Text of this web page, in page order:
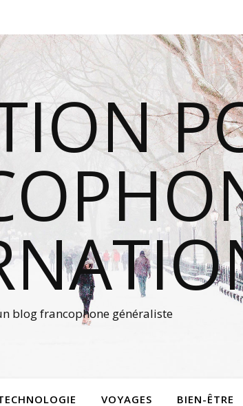
blog francophone généraliste
VOYAGES BIEN-ÊTRE